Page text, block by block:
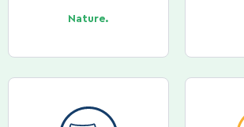
Nature.